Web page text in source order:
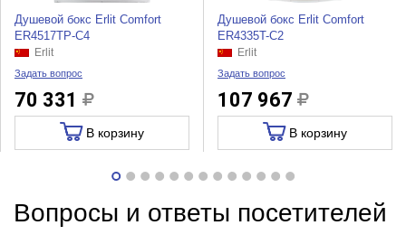
Душевой бокс Erlit Comfort
ER4517TP-C4
Erlit
Задать вопрос
70 331
В корзину
Душевой бокс Erlit Comfort
ER4335T-C2
Erlit
Задать вопрос
107 967
В корзину
Вопросы и ответы посетителей